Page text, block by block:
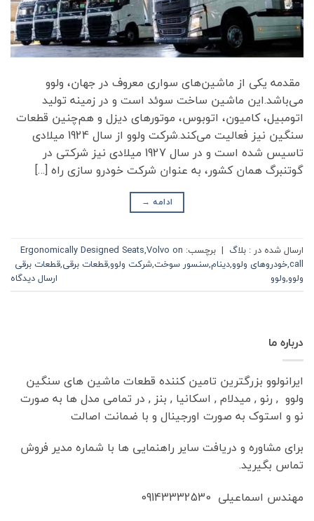
مقدمه یکی از ماشین‌های سواری معروف در جهان، ولوو
می‌باشد.این ماشین ساخت سوئد است و در زمینه تولید
اتومبیل، کامیون، اتوبوس، موتورهای دیزل و هم‌چنین قطعات
سنگین نیز فعالیت می‌کند.شرکت ولوو از سال 1924 میلادی
تاسیس شده است و در سال 1927 میلادی نیز شرکتی در
گوتنبرگ همان کشور، به عنوان شرکت خودرو سازی راه […]
ادامه →
ارسال شده در : بلاگ | برچسب: Ergonomically Designed Seats,Volvo on
call
,خودروهای ولوو,دینام,سنسور سوخت,شرکت ولوو,قطعات برقی,قطعات برقی
ولوو,ولوو ارسال دیدگاه
درباره ما
ایرانولوو بزرگترین تامین کننده قطعات ماشین های سنگین
ولوو , رنو , میدلام , اسکانیا , بنز , در تمامی مدل ها به صورت
نو و استوک به صورت اورجینال و با ضمانت اصالت
برای مشاوره و دریافت سایر راهنمایی ها با شماره مدیر فروش
تماس بگیرید.
مهندس اسماعیلی 09143332530